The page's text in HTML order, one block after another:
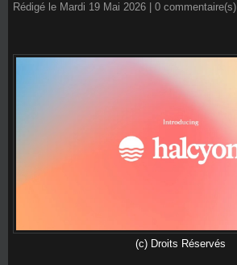
Rédigé le Mardi 19 Mai 2026 | 0 commentaire(s)
(c) Droits Réservés